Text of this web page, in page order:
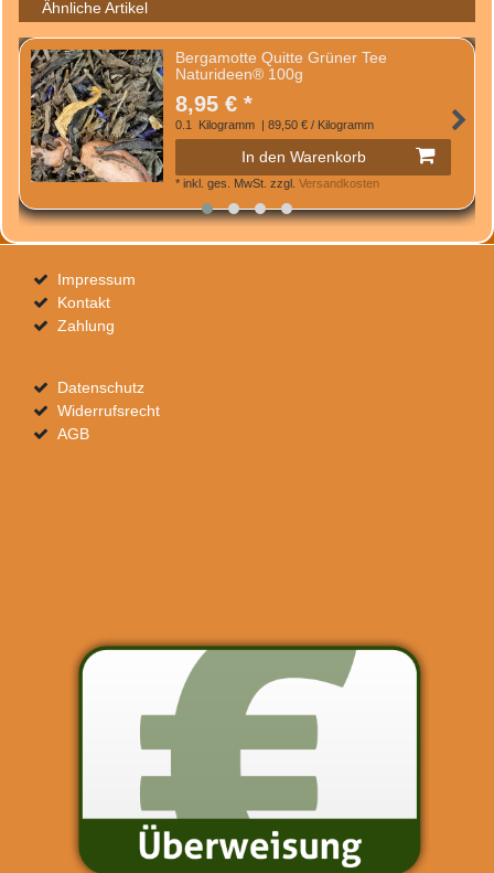
Ähnliche Artikel
Bergamotte Quitte Grüner Tee
Naturideen® 100g
8,95 € *
0.1 Kilogramm | 89,50 € / Kilogramm
In den Warenkorb
* inkl. ges. MwSt. zzgl. Versandkosten
Impressum
Kontakt
Zahlung
Datenschutz
Widerrufsrecht
AGB